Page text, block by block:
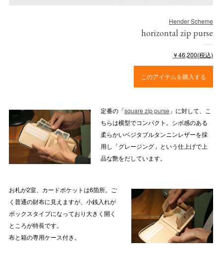
Hender Scheme
horizontal zip purse
￥46,200(税込)
このアイテムを購入する
定番の「square zip purse 」に対して、こ
ちらは横型でコンパクト。シボ感のある
柔らかいベジタブルタンニンレザーを採
用し「グレージング」という仕上げで上
品な艶をだしています。
お札が2室、カードポケットは6箇所。ご
く普通の財布に見えますが、小銭入れが
ボックスタイプになっており大きく開く
ところが特長です。
布と箱の専用ケース付き。